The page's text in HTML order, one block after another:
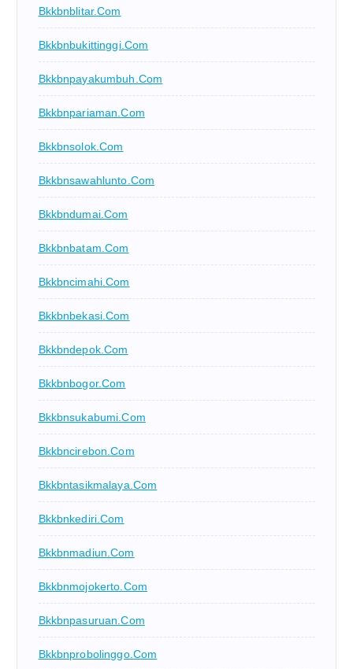
Bkkbnblitar.com
Bkkbnbukittinggi.com
Bkkbnpayakumbuh.com
Bkkbnpariaman.com
Bkkbnsolok.com
Bkkbnsawahlunto.com
Bkkbndumai.com
Bkkbnbatam.com
Bkkbncimahi.com
Bkkbnbekasi.com
Bkkbndepok.com
Bkkbnbogor.com
Bkkbnsukabumi.com
Bkkbncirebon.com
Bkkbntasikmalaya.com
Bkkbnkediri.com
Bkkbnmadiun.com
Bkkbnmojokerto.com
Bkkbnpasuruan.com
Bkkbnprobolinggo.com